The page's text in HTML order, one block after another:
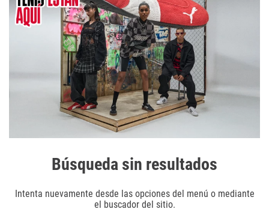
Búsqueda sin resultados
Intenta nuevamente desde las opciones del menú o mediante
el buscador del sitio.